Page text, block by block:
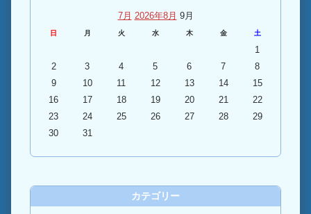
7月 2026年8月 9月
日 月 火 水 木 金 土
1
2
3 4 5 6 7
8
9
10 11 12 13 14
15
16
17 18 19 20 21
22
23
24 25 26 27 28
29
30
31
カテゴリー